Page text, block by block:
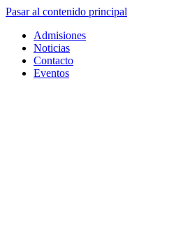
Pasar al contenido principal
Admisiones
Noticias
Contacto
Eventos